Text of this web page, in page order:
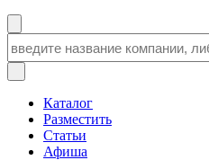
Каталог
Разместить
Статьи
Афиша